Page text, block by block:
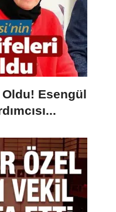
Oldu! Esengül